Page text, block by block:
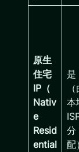
原生
住宅
IP（
Nativ
e
Resid
ential
是
本
分
配）